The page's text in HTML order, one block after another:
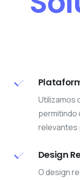
Utilizamos
permitindo
relevantes
Design
O design